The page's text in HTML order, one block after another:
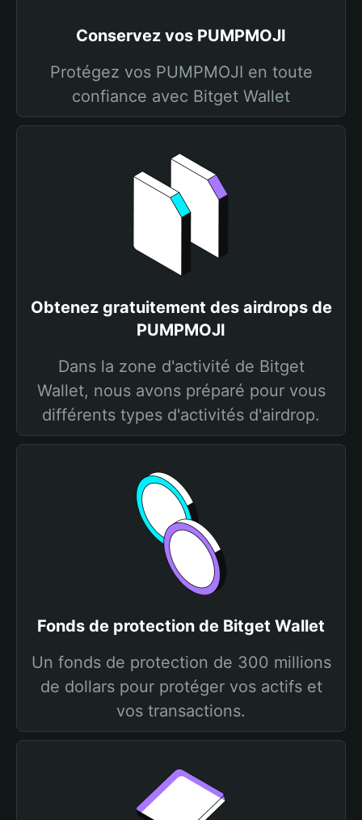
Conservez vos PUMPMOJI
Protégez vos PUMPMOJI en toute
confiance avec Bitget Wallet
Obtenez gratuitement des airdrops de
PUMPMOJI
Dans la zone d'activité de Bitget
Wallet, nous avons préparé pour vous
différents types d'activités d'airdrop.
Fonds de protection de Bitget Wallet
Un fonds de protection de 300 millions
de dollars pour protéger vos actifs et
vos transactions.